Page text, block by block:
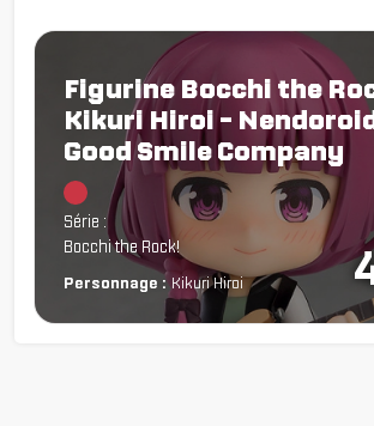
Figurine Bocchi the
Kikuri Hiroi -
Good Smile Company
Chargement...
Série :
Bocchi the Rock!
Personnage : Kikuri Hiroi